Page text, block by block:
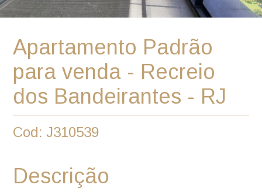
Apartamento Padrão
para venda - Recreio
dos Bandeirantes - RJ
Cod: J310539
Descrição